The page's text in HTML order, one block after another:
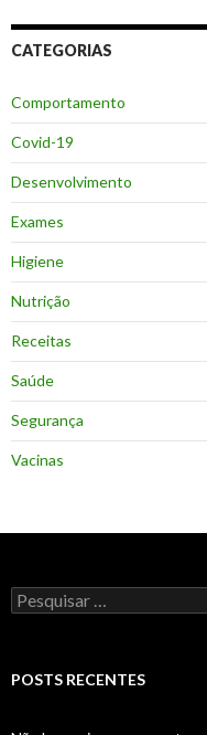
CATEGORIAS
Comportamento
Covid-19
Desenvolvimento
Exames
Higiene
Nutrição
Receitas
Saúde
Segurança
Vacinas
Pesquisar
por:
POSTS RECENTES